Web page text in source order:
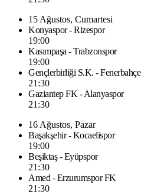
15 Ağustos, Cumartesi
Konyaspor - Rizespor
19:00
Kasımpaşa - Trabzonspor
19:00
Gençlerbirliği S.K. - Fenerbahçe
21:30
Gaziantep FK - Alanyaspor
21:30
16 Ağustos, Pazar
Başakşehir - Kocaelispor
19:00
Beşiktaş - Eyüpspor
21:30
Amed - Erzurumspor FK
21:30